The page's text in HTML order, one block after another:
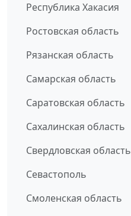
Республика Хакасия
Ростовская область
Рязанская область
Самарская область
Саратовская область
Сахалинская область
Свердловская область
Севастополь
Смоленская область